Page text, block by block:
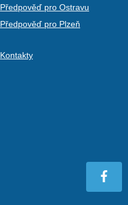
Předpověď pro Ostravu
Předpověď pro Plzeň
Kontakty